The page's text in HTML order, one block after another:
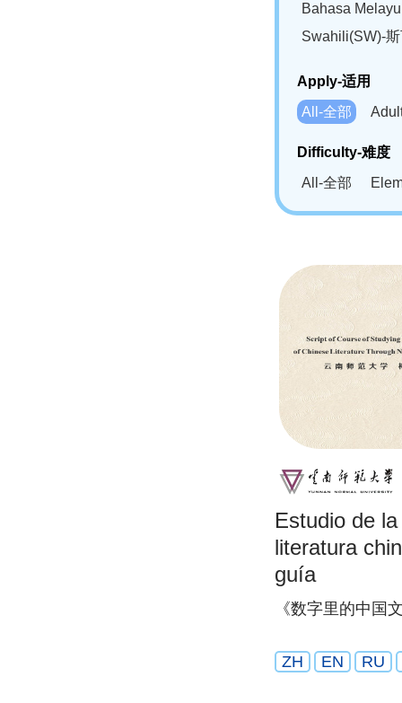
Bahasa
Swahili(SW)-
Apply-适用
All-全部
Difficulty-难度
All-全部
Estudio de
literatura
guía
《数字里的中国
ZH EN RU